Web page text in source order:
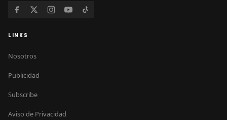
LINKS
Nosotros
Publicidad
Subscribe
Aviso de Privacidad